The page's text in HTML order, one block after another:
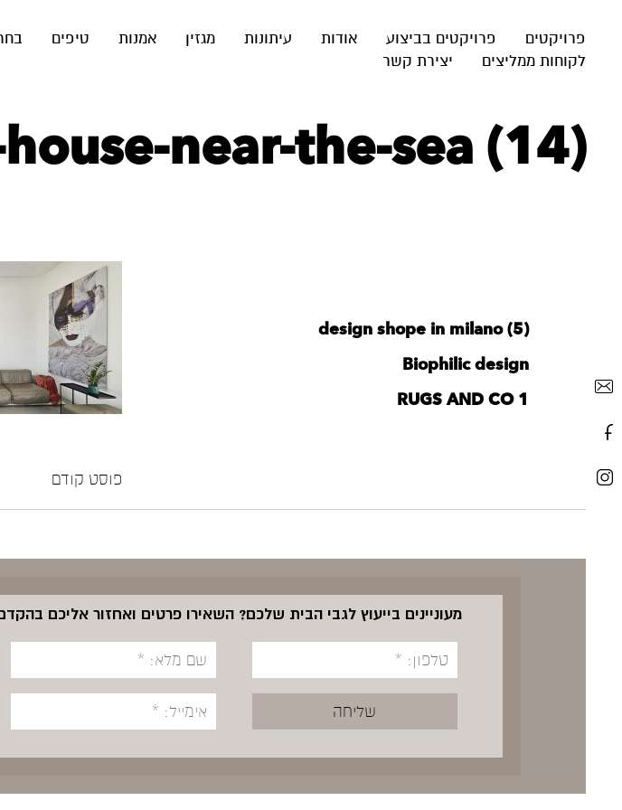
פרויקטים פרויקטים בביצוע אודות עיתונות מגזין אמנות טיפים
לקוחות ממליצים
יצירת קשר
near-the-sea (14)
design shope in milano (5)
Biophilic design
RUGS AND CO 1
פוסט קודם
מעוניינים בייעוץ לגבי הבית שלכם? השאירו פרטים ואחזור אליכם